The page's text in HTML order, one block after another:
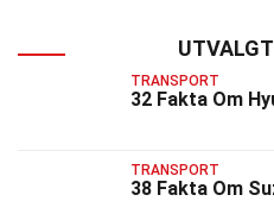
TRANSPORT
32 Fakta Om
TRANSPORT
38 Fakta Om